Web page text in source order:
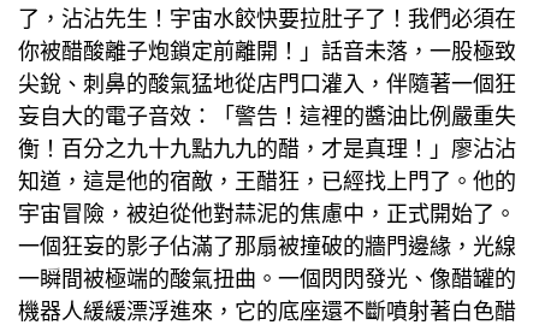
了，沾沾先生！宇宙水餃快要拉肚子了！我們必須在
你被醋酸離子炮鎖定前離開！」話音未落，一股極致
尖銳、刺鼻的酸氣猛地從店門口灌入，伴隨著一個狂
妄自大的電子音效：「警告！這裡的醬油比例嚴重失
衡！百分之九十九點九九的醋，才是真理！」廖沾沾
知道，這是他的宿敵，王醋狂，已經找上門了。他的
宇宙冒險，被迫從他對蒜泥的焦慮中，正式開始了。
一個狂妄的影子佔滿了那扇被撞破的牆門邊緣，光線
一瞬間被極端的酸氣扭曲。一個閃閃發光、像醋罐的
機器人緩緩漂浮進來，它的底座還不斷噴射著白色醋